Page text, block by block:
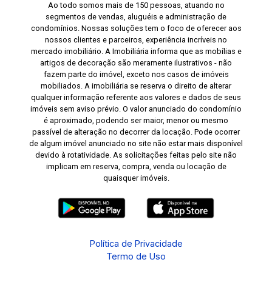
Ao todo somos mais de 150 pessoas, atuando no
segmentos de vendas, aluguéis e administração de
condomínios. Nossas soluções tem o foco de oferecer aos
nossos clientes e parceiros, experiência incríveis no
mercado imobiliário. A Imobiliária informa que as mobílias e
artigos de decoração são meramente ilustrativos - não
fazem parte do imóvel, exceto nos casos de imóveis
mobiliados. A imobiliária se reserva o direito de alterar
qualquer informação referente aos valores e dados de seus
imóveis sem aviso prévio. O valor anunciado do condomínio
é aproximado, podendo ser maior, menor ou mesmo
passível de alteração no decorrer da locação. Pode ocorrer
de algum imóvel anunciado no site não estar mais disponível
devido à rotatividade. As solicitações feitas pelo site não
implicam em reserva, compra, venda ou locação de
quaisquer imóveis.
Política de Privacidade
Termo de Uso